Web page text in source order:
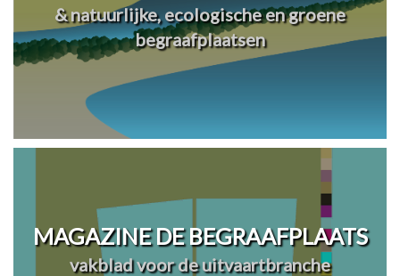
& natuurlijke, ecologische en groene
begraafplaatsen
MAGAZINE DE BEGRAAFPLAATS
vakblad voor de uitvaartbranche